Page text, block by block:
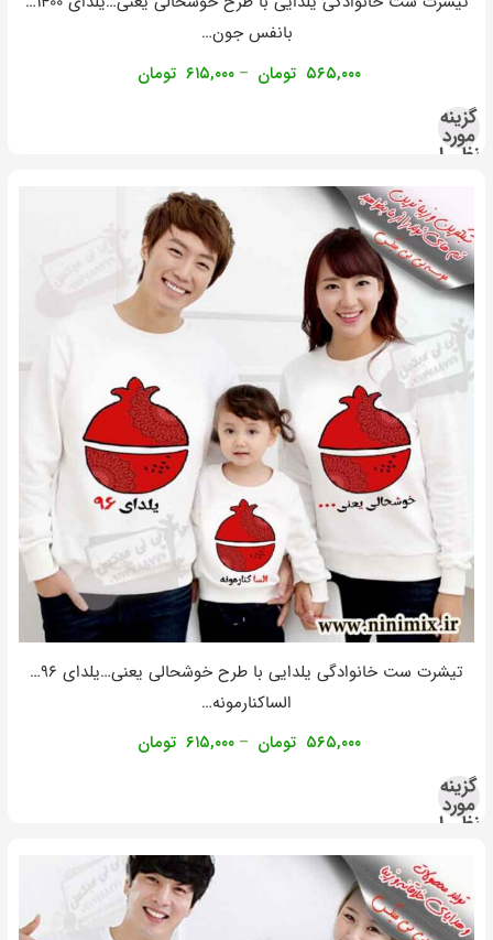
بانفس جون…
۵۶۵,۰۰۰ تومان – ۶۱۵,۰۰۰ تومان
گزینه
مورد
نظر را
تیشرت ست خانوادگی یلدایی با طرح خوشحالی یعنی…یلدای ۹۶…
الساکنارمونه…
۵۶۵,۰۰۰ تومان – ۶۱۵,۰۰۰ تومان
گزینه
مورد
نظر را